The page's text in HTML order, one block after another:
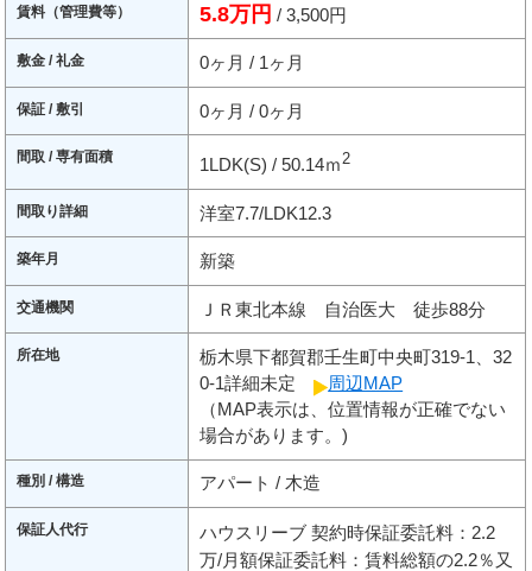
賃料（管理費等） 5.8万円 / 3,500円
敷金 / 礼金 0ヶ月 / 1ヶ月
保証 / 敷引 0ヶ月 / 0ヶ月
間取 / 専有面積 1LDK(S) / 50.14ｍ2
間取り詳細 洋室7.7/LDK12.3
築年月 新築
交通機関 ＪＲ東北本線 自治医大 徒歩88分
所在地
栃木県下都賀郡壬生町中央町319-1、32
0-1詳細未定
周辺MAP
（MAP表示は、位置情報が正確でない
場合があります。)
種別 / 構造 アパート / 木造
保証人代行
ハウスリーブ 契約時保証委託料：2.2
万/月額保証委託料：賃料総額の2.2％又